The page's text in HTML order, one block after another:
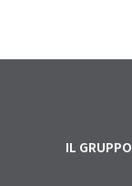
IL GRUPPO